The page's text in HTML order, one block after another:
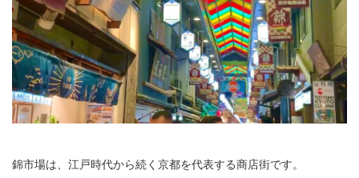
錦市場は、江戸時代から続く京都を代表する商店街です。